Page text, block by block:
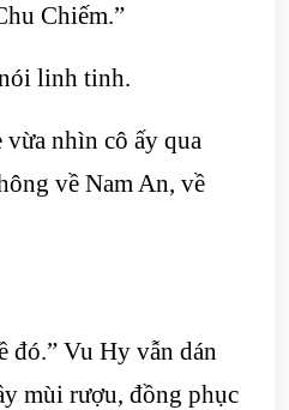
Chiếm.”
linh tinh.
nhìn cô ấy qua
về Nam An, về
đó.” Vu Hy vẫn dán
mùi rượu, đồng phục